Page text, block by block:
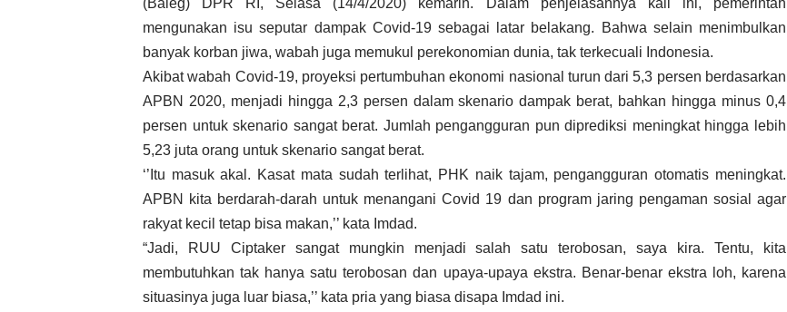
mengunakan isu seputar dampak Covid-19 sebagai latar belakang. Bahwa selain menimbulkan
banyak korban jiwa, wabah juga memukul perekonomian dunia, tak terkecuali Indonesia.
Akibat wabah Covid-19, proyeksi pertumbuhan ekonomi nasional turun dari 5,3 persen berdasarkan
APBN 2020, menjadi hingga 2,3 persen dalam skenario dampak berat, bahkan hingga minus 0,4
persen untuk skenario sangat berat. Jumlah pengangguran pun diprediksi meningkat hingga lebih
5,23 juta orang untuk skenario sangat berat.
‘’Itu masuk akal. Kasat mata sudah terlihat, PHK naik tajam, pengangguran otomatis meningkat.
APBN kita berdarah-darah untuk menangani Covid 19 dan program jaring pengaman sosial agar
rakyat kecil tetap bisa makan,’’ kata Imdad.
“Jadi, RUU Ciptaker sangat mungkin menjadi salah satu terobosan, saya kira. Tentu, kita
membutuhkan tak hanya satu terobosan dan upaya-upaya ekstra. Benar-benar ekstra loh, karena
situasinya juga luar biasa,’’ kata pria yang biasa disapa Imdad ini.